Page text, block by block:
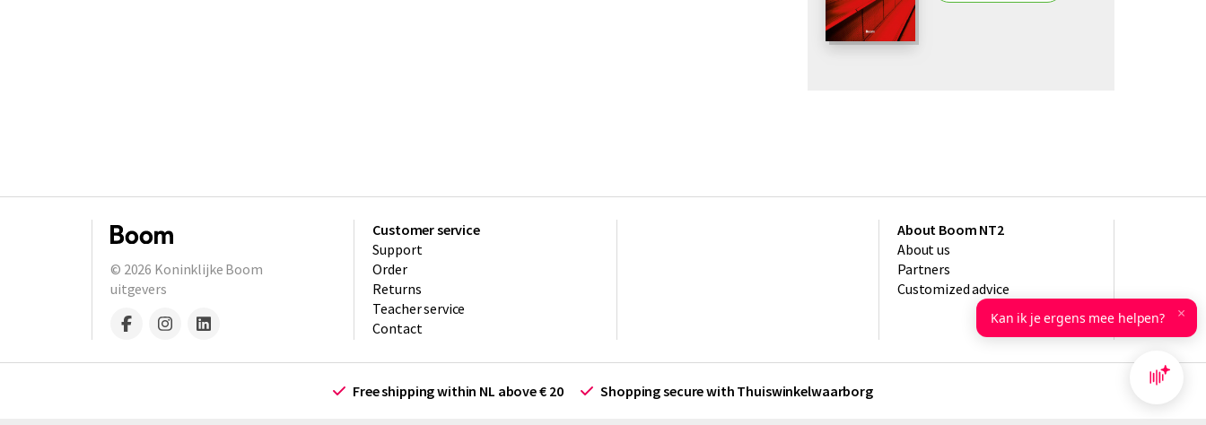
© 2026 Koninklijke Boom
uitgevers
Customer service
Support
Order
Returns
Teacher service
Contact
About Boom NT2
About us
Partners
Customized advice
Free shipping within NL above € 20 Shopping secure with Thuiswinkelwaarborg
Kan ik je ergens mee helpen? ×